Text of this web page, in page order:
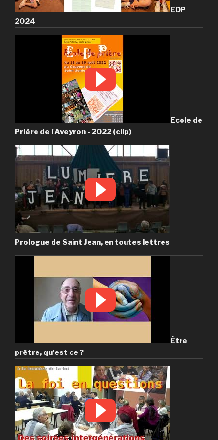
EDP
2024
Ecole de
Prière de l'Aveyron - 2022 (clip)
Prologue de Saint Jean, en toutes lettres
Être
prêtre, qu'est ce ?